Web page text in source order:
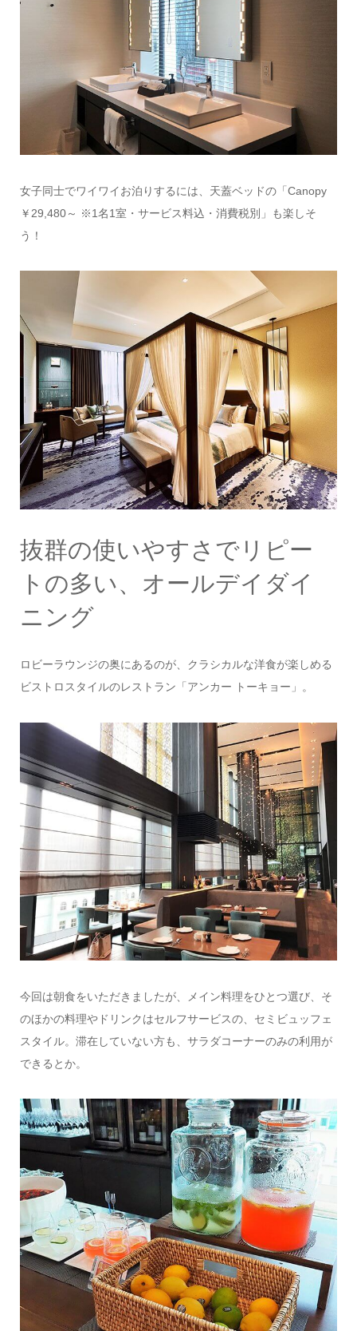
女子同士でワイワイお泊りするには、天蓋ベッドの「Canopy
￥29,480～ ※1名1室・サービス料込・消費税別」も楽しそ
う！
抜群の使いやすさでリピー
トの多い、オールデイダイ
ニング
ロビーラウンジの奥にあるのが、クラシカルな洋食が楽しめる
ビストロスタイルのレストラン「アンカー トーキョー」。
今回は朝食をいただきましたが、メイン料理をひとつ選び、そ
のほかの料理やドリンクはセルフサービスの、セミビュッフェ
スタイル。滞在していない方も、サラダコーナーのみの利用が
できるとか。